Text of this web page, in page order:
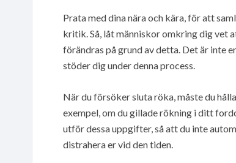
Prata med dina nära och kära, för att
kritik. Så, låt människor omkring dig vet
förändras på grund av detta. Det är inte
stöder dig under denna process.
När du försöker sluta röka, måste du
exempel, om du gillade rökning i ditt
utför dessa uppgifter, så att du inte
distrahera er vid den tiden.